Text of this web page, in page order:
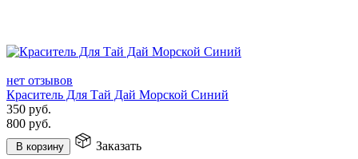
нет отзывов
Краситель Для Тай Дай Морской Синий
350 руб.
800 руб.
В корзину Заказать